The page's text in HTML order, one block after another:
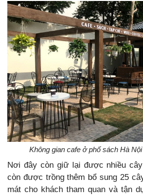
Không gian cafe ở phố sách Hà
Nơi đây còn giữ lại được nhiều
còn được trồng thêm bổ sung 25
mát cho khách tham quan và tận